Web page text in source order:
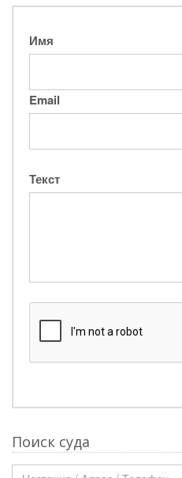
Имя
Email
Текст
Поиск суда